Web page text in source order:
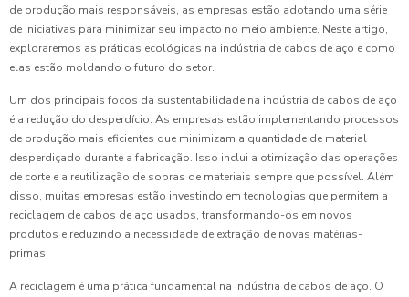
de produção mais responsáveis, as empresas estão adotando uma série
de iniciativas para minimizar seu impacto no meio ambiente. Neste artigo,
exploraremos as práticas ecológicas na indústria de cabos de aço e como
elas estão moldando o futuro do setor.
Um dos principais focos da sustentabilidade na indústria de cabos de aço
é a redução do desperdício. As empresas estão implementando processos
de produção mais eficientes que minimizam a quantidade de material
desperdiçado durante a fabricação. Isso inclui a otimização das operações
de corte e a reutilização de sobras de materiais sempre que possível. Além
disso, muitas empresas estão investindo em tecnologias que permitem a
reciclagem de cabos de aço usados, transformando-os em novos
produtos e reduzindo a necessidade de extração de novas matérias-
primas.
A reciclagem é uma prática fundamental na indústria de cabos de aço. O